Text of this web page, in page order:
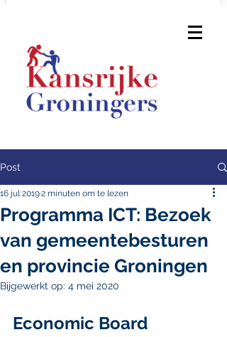
Post
Programma ICT: Bezoek
van gemeentebesturen
en provincie Groningen
16 jul 20192 minuten om te lezen
Bijgewerkt op: 4 mei 2020
Economic Board